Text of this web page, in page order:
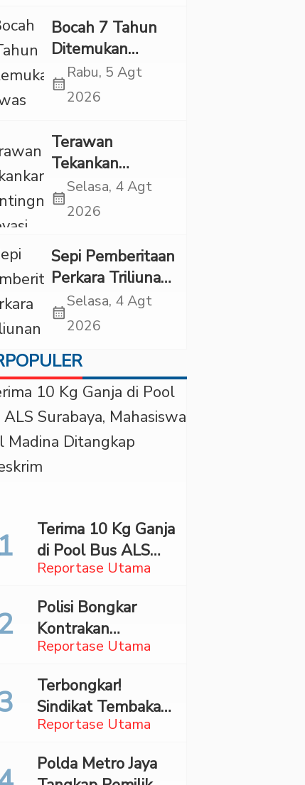
Bocah 7 Tahun
Ditemukan
Tewas dalam
Sumur di Tapsel,
Kekerasan
calendar_month
Rabu, 5 Agt
2026
Terawan
Tekankan
Pentingnya
Inovasi
di “Indonesian
Brain Forum
2026 UPN
Veteran Jakarta”
calendar_month
Selasa, 4 Agt
2026
Sepi Pemberitaan
Perkara Triliunan
Rupiah Investree,
Ternyata Sudah
calendar_month
Selasa, 4 Agt
2026
Reportase Utama
Terima 10 Kg Ganja
di Pool Bus ALS
Surabaya,
Madina Ditangkap
Bareskrim
Reportase Utama
Polisi Bongkar
Kontrakan
Penyimpan 27,96
Reportase Utama
Terbongkar!
Sindikat Tembakau
Sintetis Bermodus
di Jaksel
Polda Metro Jaya